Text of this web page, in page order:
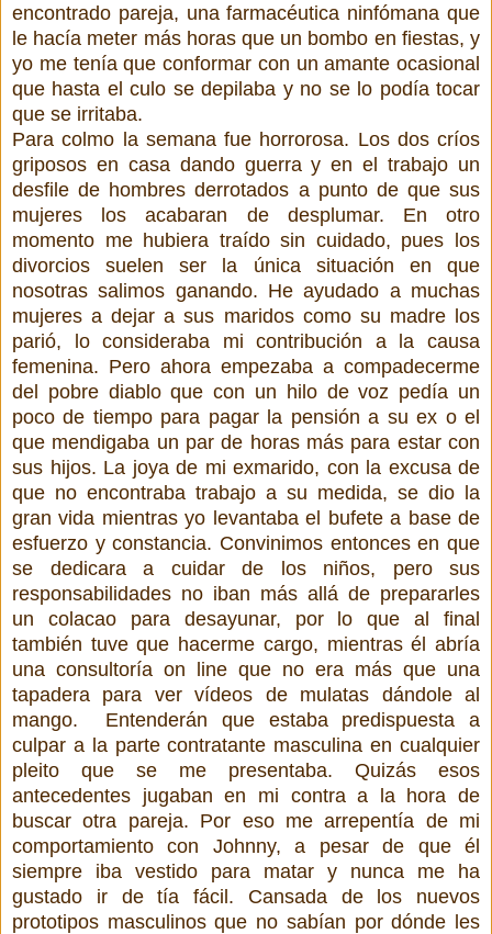
encontrado pareja, una farmacéutica ninfómana que
le hacía meter más horas que un bombo en fiestas, y
yo me tenía que conformar con un amante ocasional
que hasta el culo se depilaba y no se lo podía tocar
que se irritaba.
Para colmo la semana fue horrorosa. Los dos críos
griposos en casa dando guerra y en el trabajo un
desfile de hombres derrotados a punto de que sus
mujeres los acabaran de desplumar. En otro
momento me hubiera traído sin cuidado, pues los
divorcios suelen ser la única situación en que
nosotras salimos ganando. He ayudado a muchas
mujeres a dejar a sus maridos como su madre los
parió, lo consideraba mi contribución a la causa
femenina. Pero ahora empezaba a compadecerme
del pobre diablo que con un hilo de voz pedía un
poco de tiempo para pagar la pensión a su ex o el
que mendigaba un par de horas más para estar con
sus hijos. La joya de mi exmarido, con la excusa de
que no encontraba trabajo a su medida, se dio la
gran vida mientras yo levantaba el bufete a base de
esfuerzo y constancia. Convinimos entonces en que
se dedicara a cuidar de los niños, pero sus
responsabilidades no iban más allá de prepararles
un colacao para desayunar, por lo que al final
también tuve que hacerme cargo, mientras él abría
una consultoría on line que no era más que una
tapadera para ver vídeos de mulatas dándole al
mango.
Entenderán que estaba predispuesta a
culpar a la parte contratante masculina en cualquier
pleito que se me presentaba. Quizás esos
antecedentes jugaban en mi contra a la hora de
buscar otra pareja. Por eso me arrepentía de mi
comportamiento con Johnny, a pesar de que él
siempre iba vestido para matar y nunca me ha
gustado ir de tía fácil. Cansada de los nuevos
prototipos masculinos que no sabían por dónde les